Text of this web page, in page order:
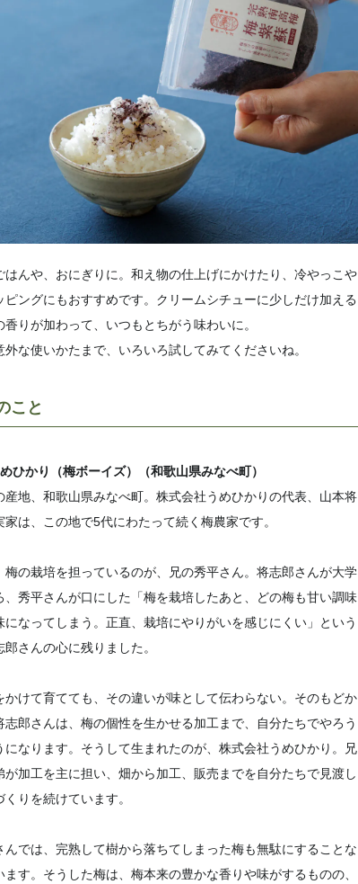
はんや、おにぎりに。和え物の仕上げにかけたり、冷やっこや
ピングにもおすすめです。クリームシチューに少しだけ加える
香りが加わって、いつもとちがう味わいに。
外な使いかたまで、いろいろ試してみてくださいね。
こと
ひかり（梅ボーイズ）（和歌山県みなべ町）
産地、和歌山県みなべ町。株式会社うめひかりの代表、山本将
家は、この地で5代にわたって続く梅農家です。
梅の栽培を担っているのが、兄の秀平さん。将志郎さんが大学
、秀平さんが口にした「梅を栽培したあと、どの梅も甘い調味
になってしまう。正直、栽培にやりがいを感じにくい」という
さんの心に残りました。
かけて育てても、その違いが味として伝わらない。そのもどか
志郎さんは、梅の個性を生かせる加工まで、自分たちでやろう
になります。そうして生まれたのが、株式会社うめひかり。兄
が加工を主に担い、畑から加工、販売までを自分たちで見渡し
りを続けています。
んでは、完熟して樹から落ちてしまった梅も無駄にすることな
ます。そうした梅は、梅本来の豊かな香りや味がするものの、